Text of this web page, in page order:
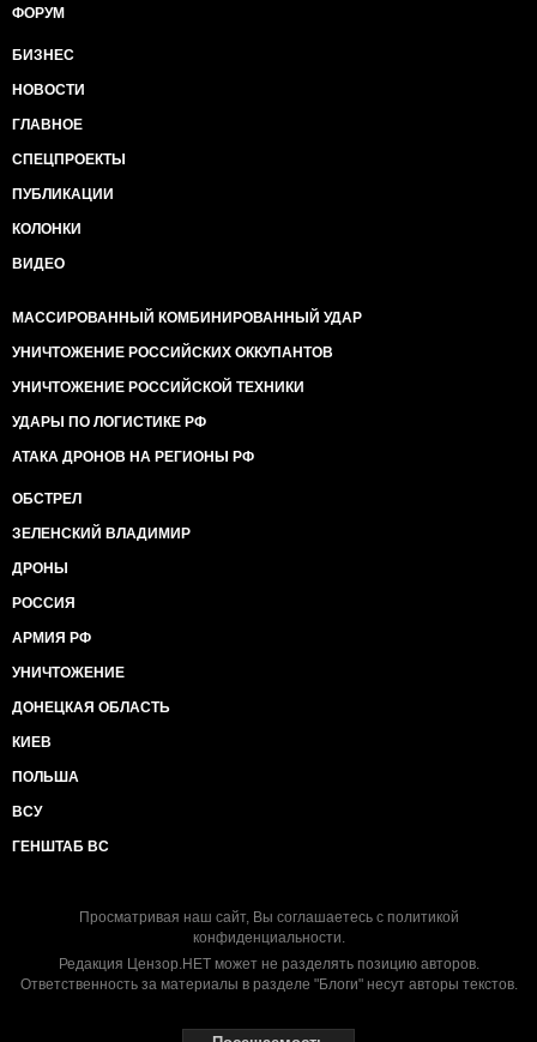
ФОРУМ
БИЗНЕС
НОВОСТИ
ГЛАВНОЕ
СПЕЦПРОЕКТЫ
ПУБЛИКАЦИИ
КОЛОНКИ
ВИДЕО
МАССИРОВАННЫЙ КОМБИНИРОВАННЫЙ УДАР
УНИЧТОЖЕНИЕ РОССИЙСКИХ ОККУПАНТОВ
УНИЧТОЖЕНИЕ РОССИЙСКОЙ ТЕХНИКИ
УДАРЫ ПО ЛОГИСТИКЕ РФ
АТАКА ДРОНОВ НА РЕГИОНЫ РФ
ОБСТРЕЛ
ЗЕЛЕНСКИЙ ВЛАДИМИР
ДРОНЫ
РОССИЯ
АРМИЯ РФ
УНИЧТОЖЕНИЕ
ДОНЕЦКАЯ ОБЛАСТЬ
КИЕВ
ПОЛЬША
ВСУ
ГЕНШТАБ ВС
Просматривая наш сайт, Вы соглашаетесь с политикой
конфиденциальности.
Редакция Цензор.НЕТ может не разделять позицию авторов.
Ответственность за материалы в разделе "Блоги" несут авторы текстов.